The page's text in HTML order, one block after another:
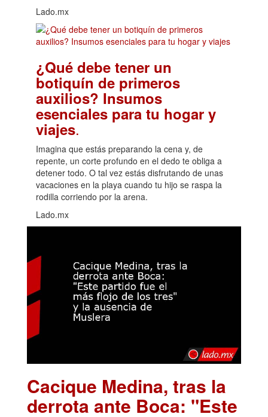
Lado.mx
¿Qué debe tener un
botiquín de primeros
auxilios? Insumos
esenciales para tu hogar y
viajes.
Imagina que estás preparando la cena y, de
repente, un corte profundo en el dedo te obliga a
detener todo. O tal vez estás disfrutando de unas
vacaciones en la playa cuando tu hijo se raspa la
rodilla corriendo por la arena.
Lado.mx
Cacique Medina, tras la
derrota ante Boca: "Este